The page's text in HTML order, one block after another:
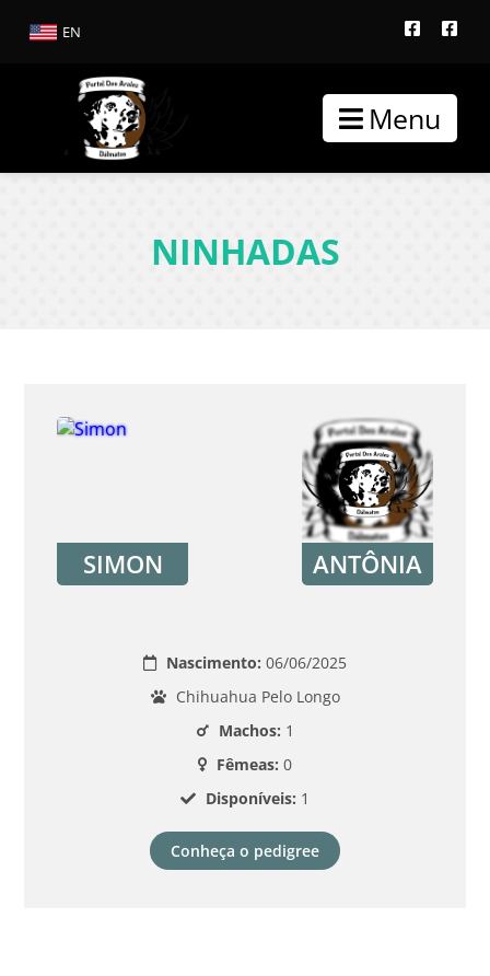
EN
Menu
NINHADAS
SIMON ANTÔNIA
Nascimento: 06/06/2025
Chihuahua Pelo Longo
Machos: 1
Fêmeas: 0
Disponíveis: 1
Conheça o pedigree